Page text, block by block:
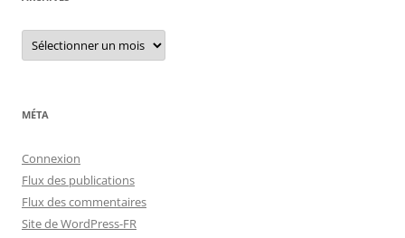
Archives
MÉTA
Connexion
Flux des publications
Flux des commentaires
Site de WordPress-FR